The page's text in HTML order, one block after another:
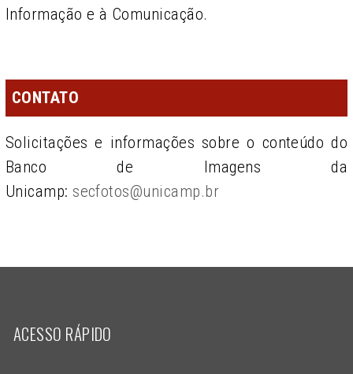
Informação e à Comunicação.
CONTATO
Solicitações e informações sobre o conteúdo do
Banco de Imagens da
Unicamp: secfotos@unicamp.br
ACESSO RÁPIDO